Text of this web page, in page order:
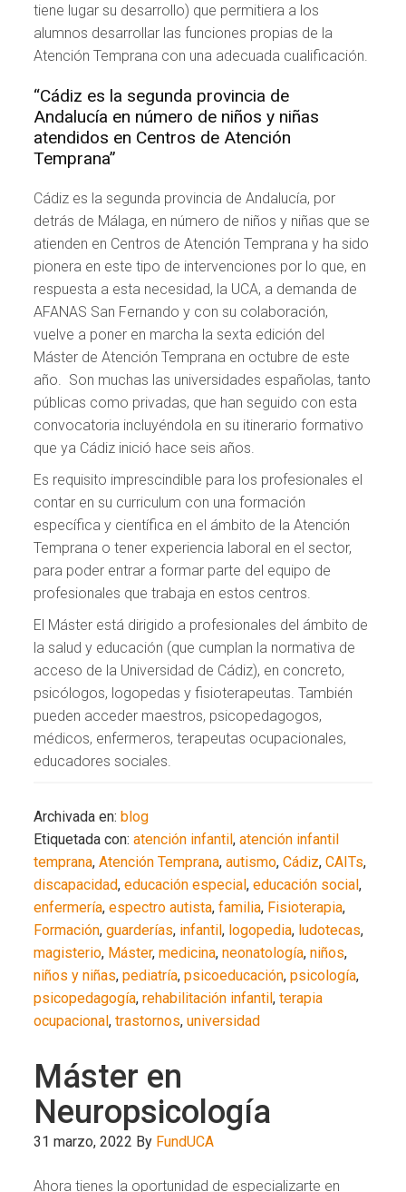
tiene lugar su desarrollo) que permitiera a los
alumnos desarrollar las funciones propias de la
Atención Temprana con una adecuada cualificación.
“Cádiz es la segunda provincia de
Andalucía en número de niños y niñas
atendidos en Centros de Atención
Temprana”
Cádiz es la segunda provincia de Andalucía, por
detrás de Málaga, en número de niños y niñas que se
atienden en Centros de Atención Temprana y ha sido
pionera en este tipo de intervenciones por lo que, en
respuesta a esta necesidad, la UCA, a demanda de
AFANAS San Fernando y con su colaboración,
vuelve a poner en marcha la sexta edición del
Máster de Atención Temprana en octubre de este
año. Son muchas las universidades españolas, tanto
públicas como privadas, que han seguido con esta
convocatoria incluyéndola en su itinerario formativo
que ya Cádiz inició hace seis años.
Es requisito imprescindible para los profesionales el
contar en su curriculum con una formación
específica y científica en el ámbito de la Atención
Temprana o tener experiencia laboral en el sector,
para poder entrar a formar parte del equipo de
profesionales que trabaja en estos centros.
El Máster está dirigido a profesionales del ámbito de
la salud y educación (que cumplan la normativa de
acceso de la Universidad de Cádiz), en concreto,
psicólogos, logopedas y fisioterapeutas. También
pueden acceder maestros, psicopedagogos,
médicos, enfermeros, terapeutas ocupacionales,
educadores sociales.
Archivada en:blog
Etiquetada con:atención infantil,atención infantil
temprana,Atención Temprana,autismo,Cádiz,CAITs,
discapacidad,educación especial,educación social,
enfermería,espectro autista,familia, Fisioterapia,
Formación,guarderías, infantil, logopedia, ludotecas,
magisterio, Máster,medicina,neonatología,niños,
niños y niñas,pediatría,psicoeducación,psicología,
psicopedagogía,rehabilitación infantil,terapia
ocupacional,trastornos,universidad
Máster en
Neuropsicología
31 marzo, 2022 By FundUCA
Ahora tienes la oportunidad de especializarte en